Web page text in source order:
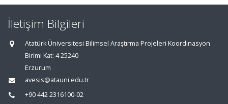
İletişim Bilgileri
Atatürk Üniversitesi Bilimsel Araştırma Projeleri Koordinasyon
Birimi Kat: 4 25240
Erzurum
avesis@atauni.edu.tr
+90 442 2316100-02